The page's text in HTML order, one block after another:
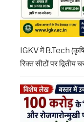
IGKV में B.Tech
रिक्त सीटों पर